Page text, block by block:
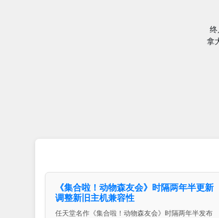
拿
《集合啦！动物森友会》时隔两年半更新
调整新旧主机兼容性
任天堂名作《集合啦！动物森友会》时隔两年半发布